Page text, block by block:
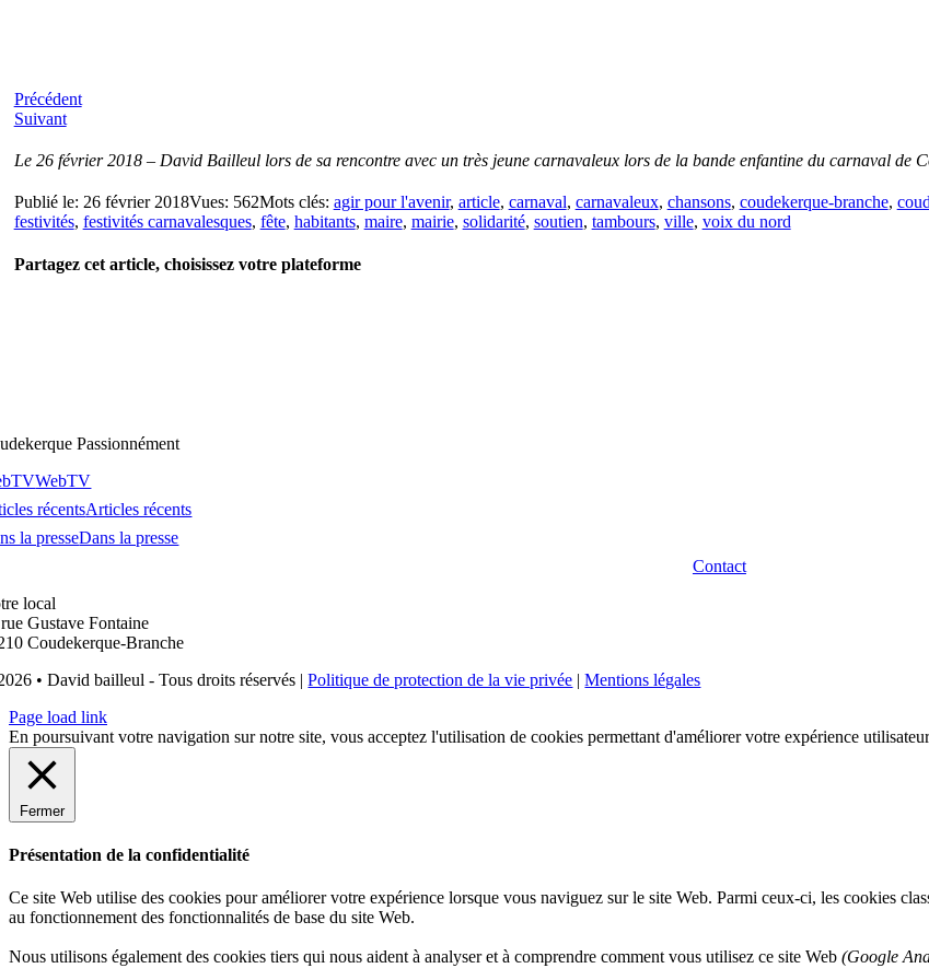
Précédent
Suivant
Le 26 février 2018 – David Bailleul lors de sa rencontre avec un très jeune carnavaleux lors de la bande enfantine du carnaval de
Publié le: 26 février 2018Vues: 562Mots clés: agir pour l'avenir, article, carnaval, carnavaleux, chansons, coudekerque-branche,
festivités, festivités carnavalesques, fête, habitants, maire, mairie, solidarité, soutien, tambours, ville, voix du nord
Partagez cet article, choisissez votre plateforme
Passionnément
WebTV
récentsArticles récents
la presseDans la presse
Contact
local
Gustave Fontaine
Coudekerque-Branche
• David bailleul - Tous droits réservés |Politique de protection de la vie privée |Mentions légales
Page load link
En poursuivant votre navigation sur notre site, vous acceptez l'utilisation de cookies permettant d'améliorer votre expérience
Fermer
Présentation de la confidentialité
Ce site Web utilise des cookies pour améliorer votre expérience lorsque vous naviguez sur le site Web. Parmi ceux-ci, les cookies
au fonctionnement des fonctionnalités de base du site Web.
Nous utilisons également des cookies tiers qui nous aident à analyser et à comprendre comment vous utilisez ce site Web (Google